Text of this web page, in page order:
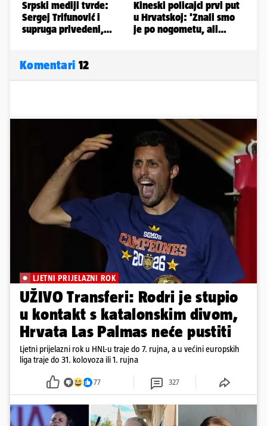
Komentari 12
LJETNI PRIJELAZNI ROK
UŽIVO Transferi: Rodri je stupio
u kontakt s katalonskim divom,
Hrvata Las Palmas neće pustiti
Ljetni prijelazni rok u HNL-u traje do 7. rujna, a u većini europskih
liga traje do 31. kolovoza ili 1. rujna
77 327